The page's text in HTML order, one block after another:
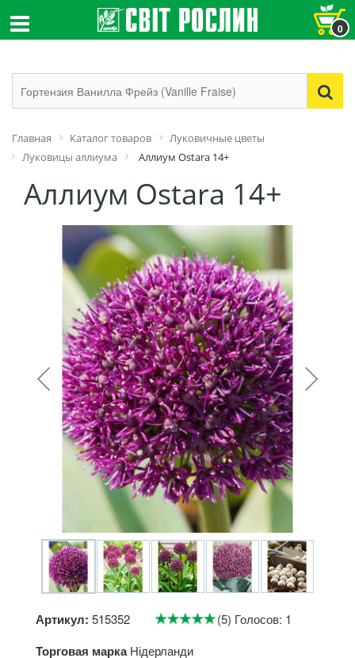
0
Главная Каталог товаров
Луковичные цветы
Луковицы аллиума
Аллиум Ostara 14+
Аллиум Ostara 14+
Артикул: 515352 (5) Голосов: 1
Торговая марка Нідерланди